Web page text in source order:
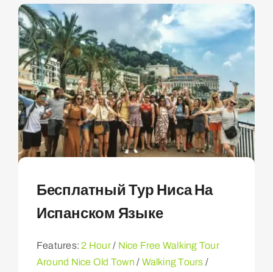
Бесплатный Тур Ниса На
Испанском Языке
Features: 2 Hour/ Nice Free Walking Tour
Around Nice Old Town / Walking Tours /